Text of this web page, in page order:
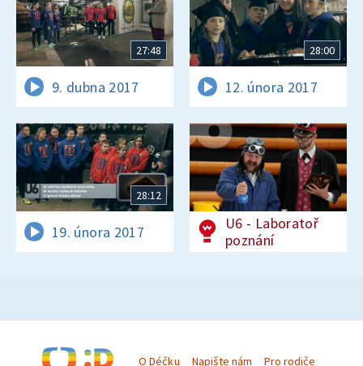
27:48
9. dubna 2017
28:00
12. února 2017
28:12
19. února 2017
U6 - Laboratoř
poznání
O Déčku Napište nám Pro rodiče